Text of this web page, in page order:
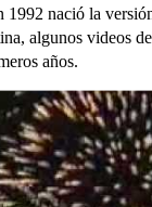
1992 nació la
algunos videos
años.